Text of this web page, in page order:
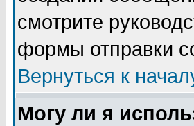
смотрите
формы отправки
Вернуться к
Могу ли я